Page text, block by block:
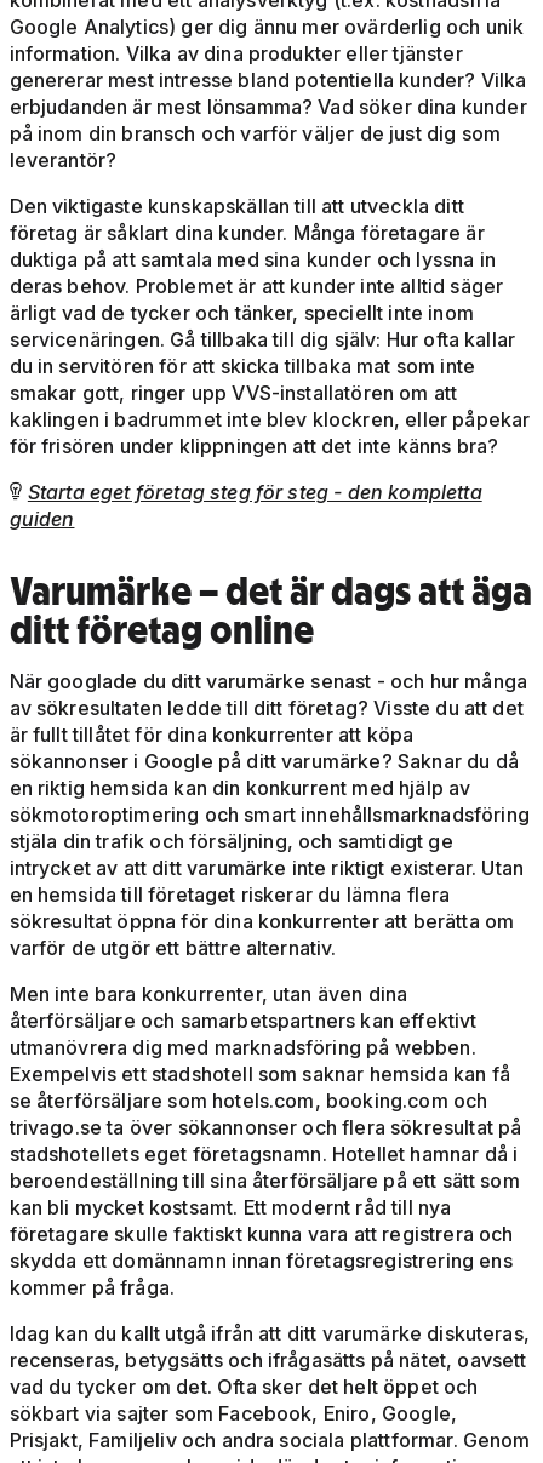
Google Analytics) ger dig ännu mer ovärderlig och unik
information. Vilka av dina produkter eller tjänster
genererar mest intresse bland potentiella kunder? Vilka
erbjudanden är mest lönsamma? Vad söker dina kunder
på inom din bransch och varför väljer de just dig som
leverantör?
Den viktigaste kunskapskällan till att utveckla ditt
företag är såklart dina kunder. Många företagare är
duktiga på att samtala med sina kunder och lyssna in
deras behov. Problemet är att kunder inte alltid säger
ärligt vad de tycker och tänker, speciellt inte inom
servicenäringen. Gå tillbaka till dig själv: Hur ofta kallar
du in servitören för att skicka tillbaka mat som inte
smakar gott, ringer upp VVS-installatören om att
kaklingen i badrummet inte blev klockren, eller påpekar
för frisören under klippningen att det inte känns bra?
 Starta eget företag steg för steg - den kompletta
guiden
Varumärke– det är dags att äga
ditt företag online
När googlade du ditt varumärke senast - och hur många
av sökresultaten ledde till ditt företag? Visste du att det
är fullt tillåtet för dina konkurrenter att köpa
sökannonser i Google på ditt varumärke? Saknar du då
en riktig hemsida kan din konkurrent med hjälp av
sökmotoroptimering och smart innehållsmarknadsföring
stjäla din trafik och försäljning, och samtidigt ge
intrycket av att ditt varumärke inte riktigt existerar. Utan
en hemsida till företaget riskerar du lämna flera
sökresultat öppna för dina konkurrenter att berätta om
varför de utgör ett bättre alternativ.
Men inte bara konkurrenter, utan även dina
återförsäljare och samarbetspartners kan effektivt
utmanövrera dig med marknadsföring på webben.
Exempelvis ett stadshotell som saknar hemsida kan få
se återförsäljare som hotels.com, booking.com och
trivago.se ta över sökannonser och flera sökresultat på
stadshotellets eget företagsnamn. Hotellet hamnar då i
beroendeställning till sina återförsäljare på ett sätt som
kan bli mycket kostsamt. Ett modernt råd till nya
företagare skulle faktiskt kunna vara att registrera och
skydda ett domännamn innan företagsregistrering ens
kommer på fråga.
Idag kan du kallt utgå ifrån att ditt varumärke diskuteras,
recenseras, betygsätts och ifrågasätts på nätet, oavsett
vad du tycker om det. Ofta sker det helt öppet och
sökbart via sajter som Facebook, Eniro, Google,
Prisjakt, Familjeliv och andra sociala plattformar. Genom